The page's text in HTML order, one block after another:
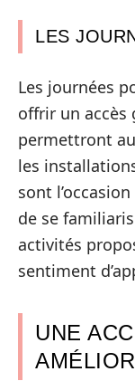
LES
Les journées
offrir un accès
permettront
les
sont
de se
activités
sentiment
UNE